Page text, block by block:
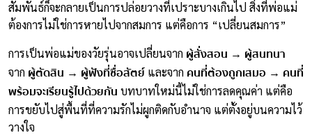
สัมพันธ์ก็จะกลายเป็นการปล่อยวางที่เปราะบางเกินไป สิ่งที่พ่อแม่
ต้องการไม่ใช่การหายไปจากสมการ แต่คือการ “เปลี่ยนสมการ”
การเป็นพ่อแม่ของวัยรุ่นอาจเปลี่ยนจาก ผู้สั่งสอน → ผู้สนทนา
จาก ผู้ตัดสิน → ผู้ฟังที่ซื่อสัตย์ และจาก คนที่ต้องถูกเสมอ → คนที่
พร้อมจะเรียนรู้ไปด้วยกัน บทบาทใหม่นี้ไม่ใช่การลดคุณค่า แต่คือ
การขยับไปสู่พื้นที่ที่ความรักไม่ผูกติดกับอำนาจ แต่ตั้งอยู่บนความไว้
วางใจ